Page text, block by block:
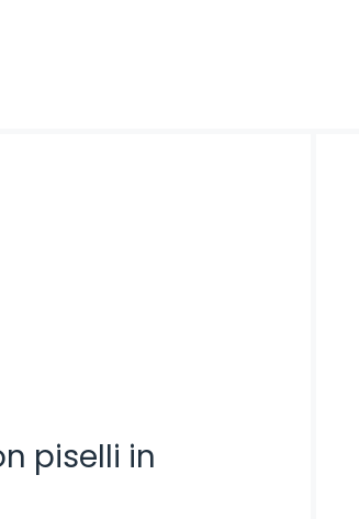
piselli in